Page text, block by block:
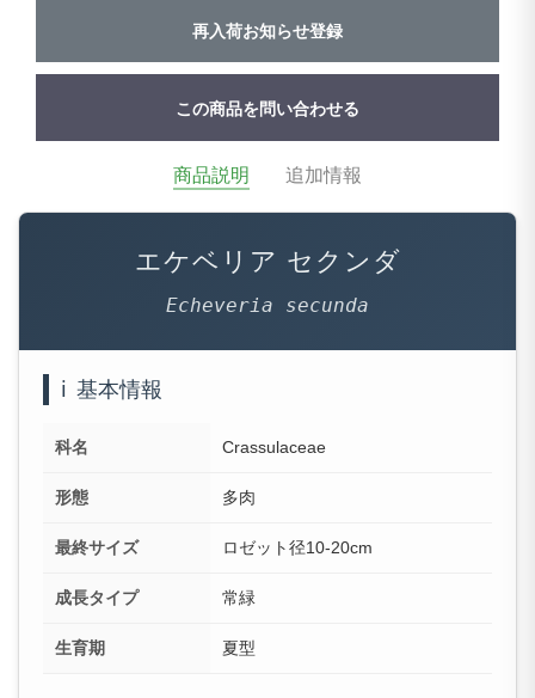
再入荷お知らせ登録
この商品を問い合わせる
商品説明 追加情報
エケベリア セクンダ
Echeveria secunda
ℹ️ 基本情報
科名 Crassulaceae
形態 多肉
最終サイズ ロゼット径10-20cm
成長タイプ 常緑
生育期 夏型